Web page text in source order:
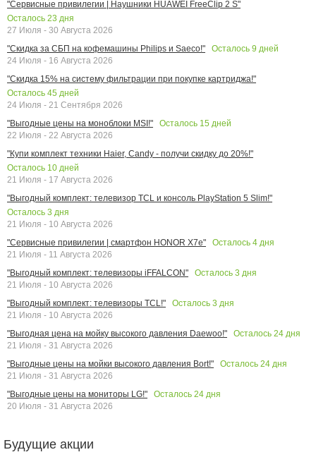
"Сервисные привилегии | Наушники HUAWEI FreeClip 2 S"
Осталось 23 дня
27 Июля - 30 Августа 2026
"Скидка за СБП на кофемашины Philips и Saeco!"
Осталось 9 дней
24 Июля - 16 Августа 2026
"Скидка 15% на систему фильтрации при покупке картриджа!"
Осталось 45 дней
24 Июля - 21 Сентября 2026
"Выгодные цены на моноблоки MSI!"
Осталось 15 дней
22 Июля - 22 Августа 2026
"Купи комплект техники Haier, Candy - получи скидку до 20%!"
Осталось 10 дней
21 Июля - 17 Августа 2026
"Выгодный комплект: телевизор TCL и консоль PlayStation 5 Slim!"
Осталось 3 дня
21 Июля - 10 Августа 2026
"Сервисные привилегии | смартфон HONOR X7e"
Осталось 4 дня
21 Июля - 11 Августа 2026
"Выгодный комплект: телевизоры iFFALCON"
Осталось 3 дня
21 Июля - 10 Августа 2026
"Выгодный комплект: телевизоры TCL!"
Осталось 3 дня
21 Июля - 10 Августа 2026
"Выгодная цена на мойку высокого давления Daewoo!"
Осталось 24 дня
21 Июля - 31 Августа 2026
"Выгодные цены на мойки высокого давления Bort!"
Осталось 24 дня
21 Июля - 31 Августа 2026
"Выгодные цены на мониторы LG!"
Осталось 24 дня
20 Июля - 31 Августа 2026
Будущие акции